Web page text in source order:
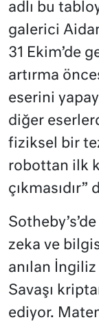
adlı bu
galerici
31 Ekim’de
artırma
eserini
diğer
fiziksel bir
robottan ilk
çıkmasıdır”
zeka ve
anılan
Savaşı
ediyor.